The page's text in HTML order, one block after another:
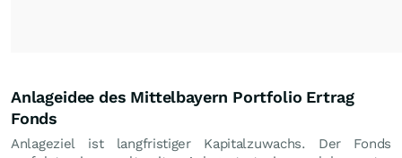
Anlageidee des Mittelbayern Portfolio Ertrag
Fonds
Anlageziel ist langfristiger Kapitalzuwachs. Der Fonds